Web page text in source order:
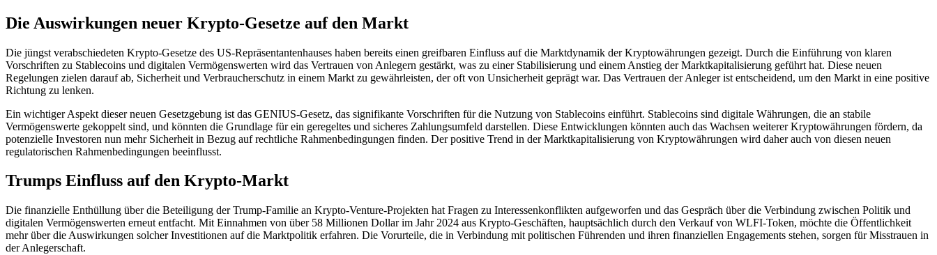
Die Auswirkungen neuer Krypto-Gesetze auf den Markt
Die jüngst verabschiedeten Krypto-Gesetze des US-Repräsentantenhauses haben bereits einen greifbaren Einfluss auf die Marktdynamik der Kryptowährungen gezeigt. Durch die Einführung von klaren
Vorschriften zu Stablecoins und digitalen Vermögenswerten wird das Vertrauen von Anlegern gestärkt, was zu einer Stabilisierung und einem Anstieg der Marktkapitalisierung geführt hat. Diese neuen
Regelungen zielen darauf ab, Sicherheit und Verbraucherschutz in einem Markt zu gewährleisten, der oft von Unsicherheit geprägt war. Das Vertrauen der Anleger ist entscheidend, um den Markt in eine positive
Richtung zu lenken.
Ein wichtiger Aspekt dieser neuen Gesetzgebung ist das GENIUS-Gesetz, das signifikante Vorschriften für die Nutzung von Stablecoins einführt. Stablecoins sind digitale Währungen, die an stabile
Vermögenswerte gekoppelt sind, und könnten die Grundlage für ein geregeltes und sicheres Zahlungsumfeld darstellen. Diese Entwicklungen könnten auch das Wachsen weiterer Kryptowährungen fördern, da
potenzielle Investoren nun mehr Sicherheit in Bezug auf rechtliche Rahmenbedingungen finden. Der positive Trend in der Marktkapitalisierung von Kryptowährungen wird daher auch von diesen neuen
regulatorischen Rahmenbedingungen beeinflusst.
Trumps Einfluss auf den Krypto-Markt
Die finanzielle Enthüllung über die Beteiligung der Trump-Familie an Krypto-Venture-Projekten hat Fragen zu Interessenkonflikten aufgeworfen und das Gespräch über die Verbindung zwischen Politik und
digitalen Vermögenswerten erneut entfacht. Mit Einnahmen von über 58 Millionen Dollar im Jahr 2024 aus Krypto-Geschäften, hauptsächlich durch den Verkauf von WLFI-Token, möchte die Öffentlichkeit
mehr über die Auswirkungen solcher Investitionen auf die Marktpolitik erfahren. Die Vorurteile, die in Verbindung mit politischen Führenden und ihren finanziellen Engagements stehen, sorgen für Misstrauen in
der Anlegerschaft.